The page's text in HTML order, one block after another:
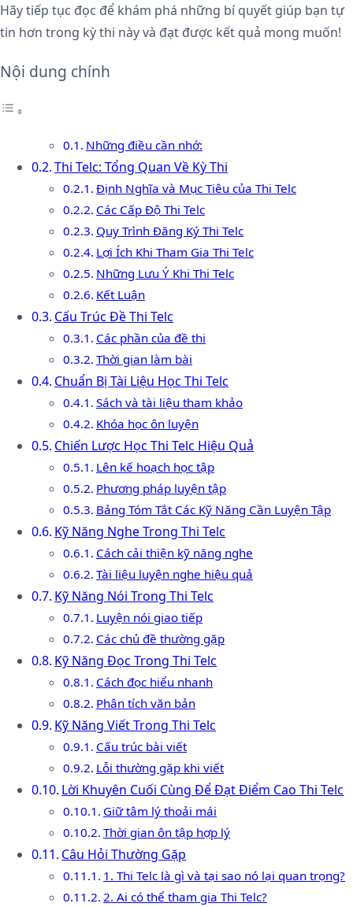
Hãy tiếp tục đọc để khám phá những bí quyết giúp bạn tự
tin hơn trong kỳ thi này và đạt được kết quả mong muốn!
Nội dung chính
Những điều cần nhớ:
Thi Telc: Tổng Quan Về Kỳ Thi
Định Nghĩa và Mục Tiêu của Thi Telc
Các Cấp Độ Thi Telc
Quy Trình Đăng Ký Thi Telc
Lợi Ích Khi Tham Gia Thi Telc
Những Lưu Ý Khi Thi Telc
Kết Luận
Cấu Trúc Đề Thi Telc
Các phần của đề thi
Thời gian làm bài
Chuẩn Bị Tài Liệu Học Thi Telc
Sách và tài liệu tham khảo
Khóa học ôn luyện
Chiến Lược Học Thi Telc Hiệu Quả
Lên kế hoạch học tập
Phương pháp luyện tập
Bảng Tóm Tắt Các Kỹ Năng Cần Luyện Tập
Kỹ Năng Nghe Trong Thi Telc
Cách cải thiện kỹ năng nghe
Tài liệu luyện nghe hiệu quả
Kỹ Năng Nói Trong Thi Telc
Luyện nói giao tiếp
Các chủ đề thường gặp
Kỹ Năng Đọc Trong Thi Telc
Cách đọc hiểu nhanh
Phân tích văn bản
Kỹ Năng Viết Trong Thi Telc
Cấu trúc bài viết
Lỗi thường gặp khi viết
Lời Khuyên Cuối Cùng Để Đạt Điểm Cao Thi Telc
Giữ tâm lý thoải mái
Thời gian ôn tập hợp lý
Câu Hỏi Thường Gặp
1. Thi Telc là gì và tại sao nó lại quan trọng?
2. Ai có thể tham gia Thi Telc?